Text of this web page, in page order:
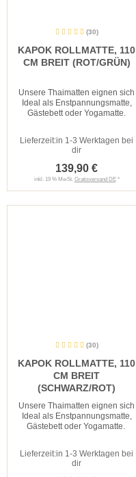
(30)
KAPOK ROLLMATTE, 110
CM BREIT (ROT/GRÜN)
Unsere Thaimatten eignen sich
Ideal als Enstpannungsmatte,
Gästebett oder Yogamatte.
Lieferzeit:in 1-3 Werktagen bei
dir
139,90 €
inkl. 19 % MwSt. Gratisversand DE*
(30)
KAPOK ROLLMATTE, 110
CM BREIT
(SCHWARZ/ROT)
Unsere Thaimatten eignen sich
Ideal als Enstpannungsmatte,
Gästebett oder Yogamatte.
Lieferzeit:in 1-3 Werktagen bei
dir